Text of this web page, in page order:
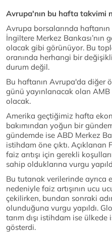
Avrupa'nın bu hafta takvimi
Avrupa borsalarında
İngiltere Merkez Bankası’nın
olacak gibi görünüyor. Bu
oranında herhangi bir
durum değil.
Bu haftanın Avrupa'da diğer
günü yayınlanacak olan AMB
olacak.
Amerika geçtiğimiz hafta
bakımından yoğun bir
gündemde ise ABD Merkez
istihdam öne çıktı.
faiz arıtışı için gerekli
sahip olduklarına vurgu
Bu tutanak verilerinde ayrıca
nedeniyle faiz artışının ucu
çekilirken, bundan sonraki
olunduğuna vurgu yapıldı.
tarım dışı istihdam ise
gösterdi.